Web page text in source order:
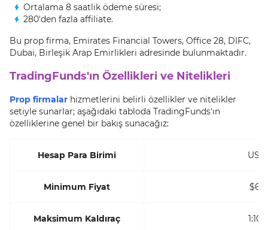
Ortalama 8 saatlik ödeme süresi;
280'den fazla affiliate.
Bu prop firma, Emirates Financial Towers, Office 28, DIFC,
Dubai, Birleşik Arap Emirlikleri adresinde bulunmaktadır.
TradingFunds'ın Özellikleri ve Nitelikleri
Prop firmalar hizmetlerini belirli özellikler ve nitelikler
setiyle sunarlar; aşağıdaki tabloda TradingFunds'ın
özelliklerine genel bir bakış sunacağız:
Hesap Para Birimi USD
Minimum Fiyat $69
Maksimum Kaldıraç 1:100